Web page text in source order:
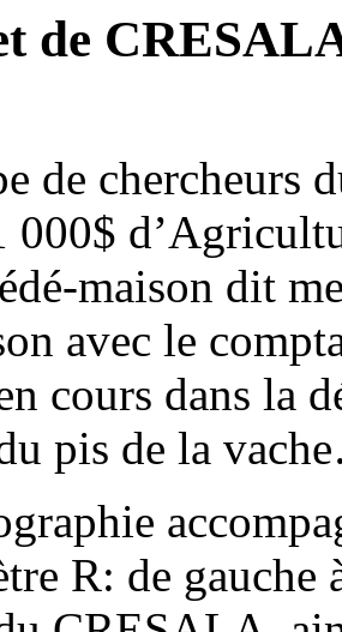
de
de chercheurs
000$
maison dit
avec le
cours dans la
pis de la
R: de